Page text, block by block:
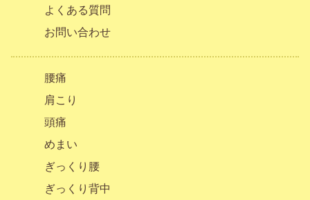
よくある質問
お問い合わせ
腰痛
肩こり
頭痛
めまい
ぎっくり腰
ぎっくり背中